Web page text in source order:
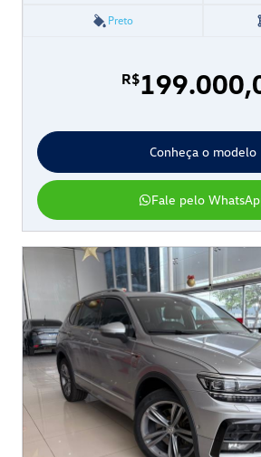
Preto
R$
Conheça o modelo
Fale pelo